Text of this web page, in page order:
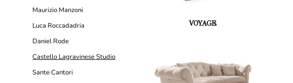
Maurizio Manzoni
Luca Roccadadria
Daniel Rode
Castello Lagravinese Studio
Sante Cantori
VOYAGE